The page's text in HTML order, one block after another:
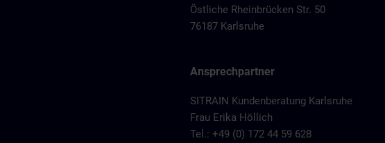
Östliche Rheinbrücken Str. 50
76187 Karlsruhe
Ansprechpartner
SITRAIN Kundenberatung Karlsruhe
Frau Erika Höllich
Tel.: +49 (0) 172 44 59 628